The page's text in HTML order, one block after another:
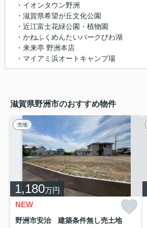
・イオンタウン野洲
・滋賀県希望が丘文化公園
・近江富士花緑公園・植物園
・かねふくめんたいパークびわ湖
・来来亭 野洲本店
・マイアミ浜オートキャンプ場
滋賀県野洲市のおすすめ物件
売地
1,180万円
NEW
野洲市安治 建築条件無し売土地